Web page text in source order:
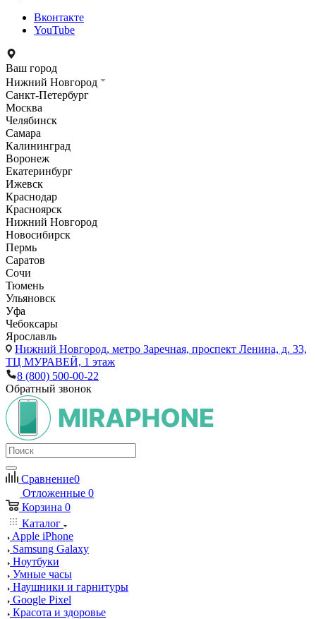
Вконтакте
YouTube
Ваш город
Нижний Новгород
Санкт-Петербург
Москва
Челябинск
Самара
Калининград
Воронеж
Екатеринбург
Ижевск
Краснодар
Красноярск
Нижний Новгород
Новосибирск
Пермь
Саратов
Сочи
Тюмень
Ульяновск
Уфа
Чебоксары
Ярославль
Нижний Новгород, метро Заречная, проспект Ленина, д. 33,
ТЦ МУРАВЕЙ, 1 этаж
8 (800) 500-00-22
Обратный звонок
Сравнение0
Отложенные 0
Корзина 0
Каталог
Apple iPhone
Samsung Galaxy
Ноутбуки
Умные часы
Наушники и гарнитуры
Google Pixel
Красота и здоровье